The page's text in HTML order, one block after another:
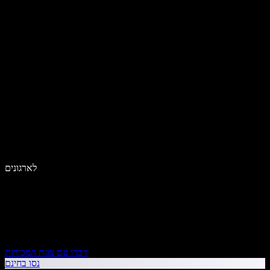
לארגונים
דברו עם צוות המכירות
נסו בחינם